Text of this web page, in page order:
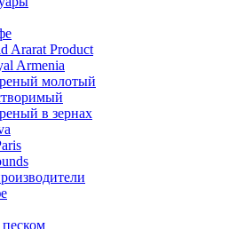
Ararat Product
Armenia
молотый
в зернах